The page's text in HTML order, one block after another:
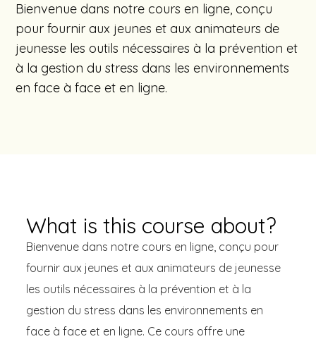
Bienvenue dans notre cours en ligne, conçu
pour fournir aux jeunes et aux animateurs de
jeunesse les outils nécessaires à la prévention et
à la gestion du stress dans les environnements
en face à face et en ligne.
What is this course about?
Bienvenue dans notre cours en ligne, conçu pour
fournir aux jeunes et aux animateurs de jeunesse
les outils nécessaires à la prévention et à la
gestion du stress dans les environnements en
face à face et en ligne. Ce cours offre une